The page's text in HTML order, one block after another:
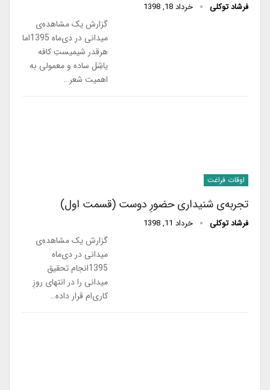
فرشاد توکلی خرداد 18, 1398
گزارش یک مشاهده‌ی
میدانی در دی‌ماه 1395اما
هرقدر شیمیستِ کافه
یاشِل ساده و معمولی به
اهمیت شعر…
اوقات فراغت
تجربه‌ی شنیداری حضورِ دوست (قسمت اول)
فرشاد توکلی خرداد 11, 1398
گزارش یک مشاهده‌ی
میدانی در دی‌ماه
1395انجام تحقیق
میدانی را در انتهای روزِ
کاری‌ام قرار داده…